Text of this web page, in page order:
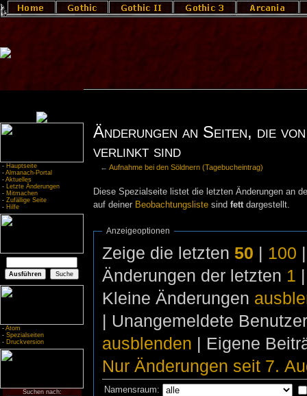
- Hauptseite
- Almanach-Portal
- Aktuelles
- Letzte Änderungen
- Mitmachen
- Zufällige Seite
- Hilfe
- Atom
- Spezialseiten
- Druckversion
Suchen nach:
Änderungen an Seiten, die
verlinkt sind
←Aufnahme bei den Söldnern (Tagebucheintrag)
Diese Spezialseite listet die letzten Änderungen an
auf deiner Beobachtungslistesind fettdargestellt.
Anzeigeoptionen
Zeige die letzten 50 | 100
Änderungen der letzten 1
Kleine Änderungen
| Unangemeldete
ausblenden | Eigene
Nur Änderungen seit 7.
Namensraum: